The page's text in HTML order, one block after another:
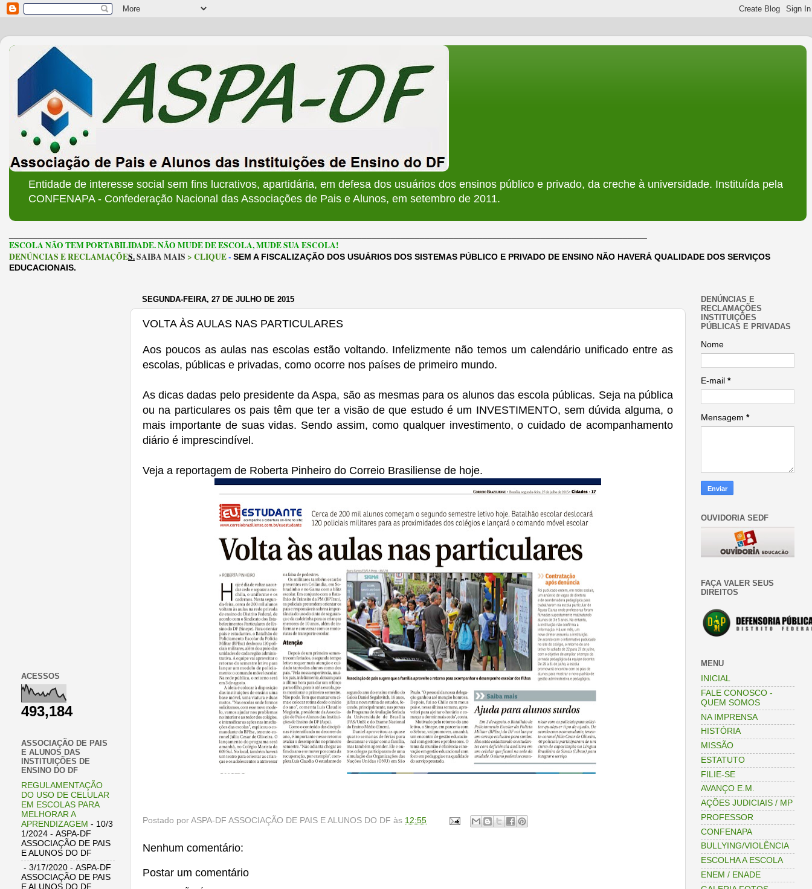
Entidade de interesse social sem fins lucrativos, apartidária, em defesa dos usuários dos ensinos público e privado, da creche à universidade. Instituída pela
CONFENAPA - Confederação Nacional das Associações de Pais e Alunos, em setembro de 2011.
ESCOLA NÃO TEM PORTABILIDADE. NÃO MUDE DE ESCOLA, MUDE SUA ESCOLA!
DENÚNCIAS E RECLAMAÇÕES.SAIBA MAIS > CLIQUE- SEM A FISCALIZAÇÃO DOS USUÁRIOS DOS SISTEMAS PÚBLICO E PRIVADO DE ENSINO NÃO HAVERÁ QUALIDADE DOS SERVIÇOS
EDUCACIONAIS.
SEGUNDA-FEIRA, 27 DE JULHO DE 2015
VOLTA ÀS AULAS NAS PARTICULARES
Aos poucos as aulas nas escolas estão voltando. Infelizmente não temos um calendário unificado entre as
escolas, públicas e privadas, como ocorre nos países de primeiro mundo.
As dicas dadas pelo presidente da Aspa, são as mesmas para os alunos das escola públicas. Seja na pública
ou na particulares os pais têm que ter a visão de que estudo é um INVESTIMENTO, sem dúvida alguma, o
mais importante de suas vidas. Sendo assim, como qualquer investimento, o cuidado de acompanhamento
diário é imprescindível.
Veja a reportagem de Roberta Pinheiro do Correio Brasiliense de hoje.
Postado por ASPA-DF ASSOCIAÇÃO DE PAIS E ALUNOS DO DF às 12:55
Nenhum comentário:
Postar um comentário
ACESSOS
493,184
ASSOCIAÇÃO DE PAIS
E ALUNOS DAS
INSTITUIÇÕES DE
ENSINO DO DF
REGULAMENTAÇÃO
DO USO DE CELULAR
EM ESCOLAS PARA
MELHORAR A
APRENDIZAGEM - 10/3
1/2024 - ASPA-DF
ASSOCIAÇÃO DE PAIS
E ALUNOS DO DF
- 3/17/2020 - ASPA-DF
ASSOCIAÇÃO DE PAIS
E ALUNOS DO DF
DENÚNCIAS E
RECLAMAÇÕES
INSTITUIÇÕES
PÚBLICAS E PRIVADAS
Nome
E-mail *
Mensagem *
OUVIDORIA SEDF
FAÇA VALER SEUS
DIREITOS
MENU
INICIAL
FALE CONOSCO -
QUEM SOMOS
NA IMPRENSA
HISTÓRIA
MISSÃO
ESTATUTO
FILIE-SE
AVANÇO E.M.
AÇÕES JUDICIAIS / MP
PROFESSOR
CONFENAPA
BULLYING/VIOLÊNCIA
ESCOLHA A ESCOLA
ENEM / ENADE